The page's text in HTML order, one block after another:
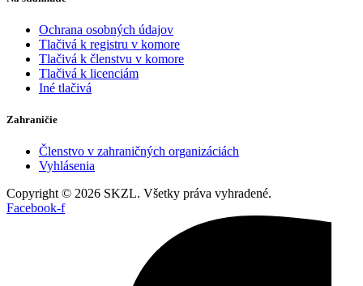
Ochrana osobných údajov
Tlačivá k registru v komore
Tlačivá k členstvu v komore
Tlačivá k licenciám
Iné tlačivá
Zahraničie
Členstvo v zahraničných organizáciách
Vyhlásenia
Copyright © 2026 SKZL. Všetky práva vyhradené.
Facebook-f